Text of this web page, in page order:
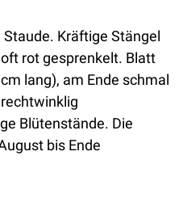
Kräftige Stängel
rot gesprenkelt. Blatt
lang), am Ende schmal
Blütenstände. Die
bis Ende